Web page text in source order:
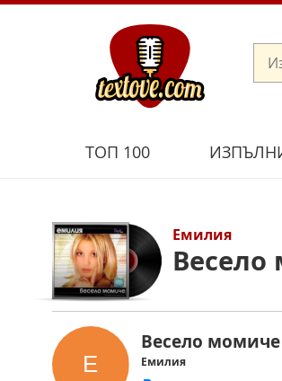
ТОП 100
Емилия
Весело
Весело момиче
Емилия